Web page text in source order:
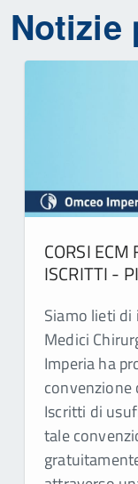
CORSI ECM
ISCRITTI -
Siamo lieti
Medici
Imperia ha
convenzione
Iscritti di
tale